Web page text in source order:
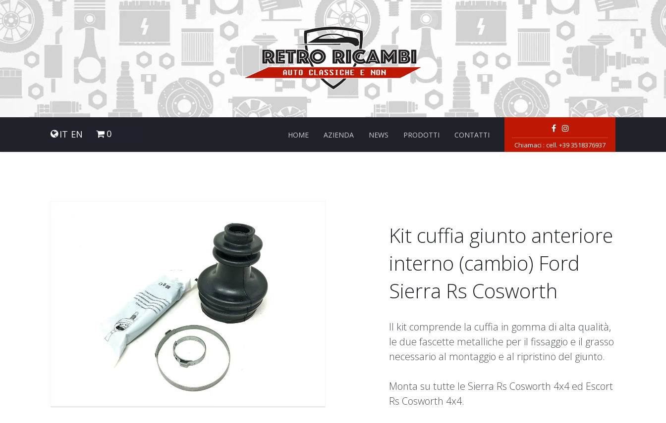
HOME AZIENDA NEWS PRODOTTI CONTATTI
Chiamaci : cell. +39 3518376937
IT EN 0
Kit cuffia giunto anteriore
interno (cambio) Ford
Sierra Rs Cosworth
Il kit comprende la cuffia in gomma di alta qualità,
le due fascette metalliche per il fissaggio e il grasso
necessario al montaggio e al ripristino del giunto.
Monta su tutte le Sierra Rs Cosworth 4x4 ed Escort
Rs Cosworth 4x4.